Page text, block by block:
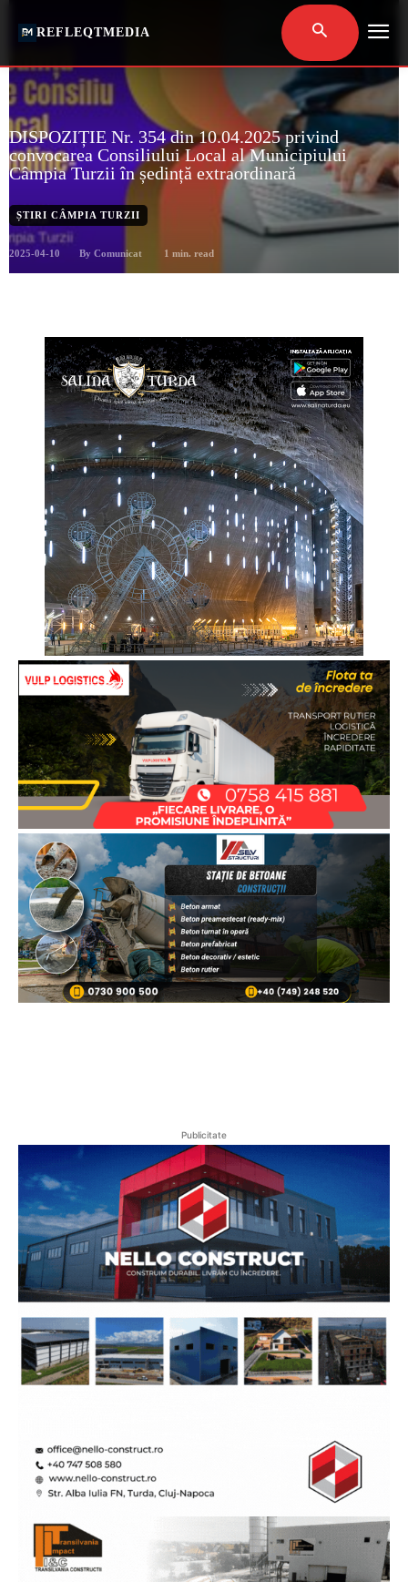
REFLEQTMEDIA
DISPOZIȚIE Nr. 354 din 10.04.2025 privind
convocarea Consiliului Local al Municipiului
Câmpia Turzii în ședință extraordinară
ȘTIRI CÂMPIA TURZII
2025-04-10 By Comunicat 1 min. read
Publicitate